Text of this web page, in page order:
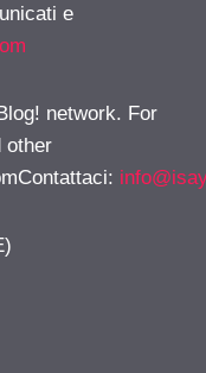
e
network. For
other
: